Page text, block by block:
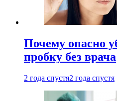
Почему опасно
пробку без врача
2 года спустя2 года спустя